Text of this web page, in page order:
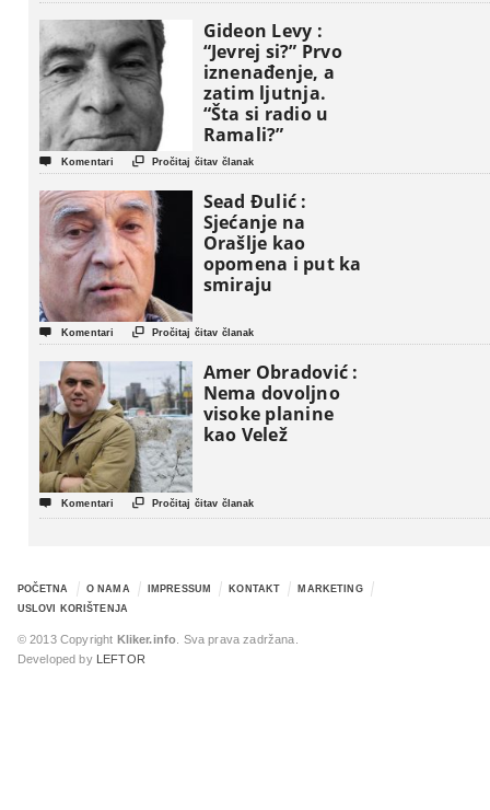
Gideon Levy :
“Jevrej si?” Prvo
iznenađenje, a
zatim ljutnja.
“Šta si radio u
Ramali?”
 Komentari  Pročitaj čitav članak
Sead Đulić :
Sjećanje na
Orašlje kao
opomena i put ka
smiraju
 Komentari  Pročitaj čitav članak
Amer Obradović :
Nema dovoljno
visoke planine
kao Velež
 Komentari  Pročitaj čitav članak
POČETNA O NAMA IMPRESSUM KONTAKT
MARKETING
USLOVI KORIŠTENJA
© 2013 Copyright Kliker.info . Sva prava zadržana.
Developed by
LEFTOR